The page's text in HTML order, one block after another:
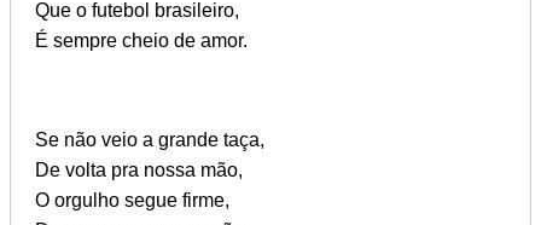
Que o futebol brasileiro,
É sempre cheio de amor.
Se não veio a grande taça,
De volta pra nossa mão,
O orgulho segue firme,